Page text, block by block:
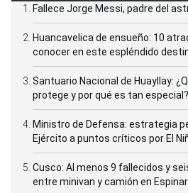
Fallece Jorge Messi, padre del
Huancavelica de ensueño: 10
conocer en este espléndido
Santuario Nacional de Huayllay:
protege y por qué es tan especial?
Ministro de Defensa: estrategia
Ejército a puntos críticos por El
Cusco: Al menos 9 fallecidos y
entre minivan y camión en Espinar